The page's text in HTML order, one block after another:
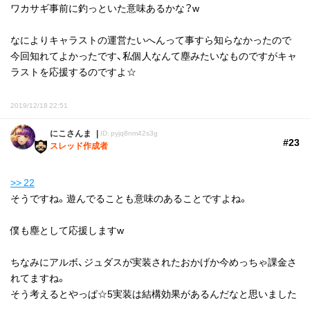
ワカサギ事前に釣っといた意味あるかな？w
なによりキャラストの運営たいへんって事すら知らなかったので
今回知れてよかったです、私個人なんて塵みたいなものですがキャ
ラストを応援するのですよ☆
2019/12/18 22:51
にこさんま ID: pyjq8nm42s3g
スレッド作成者 #23
>> 22
そうですね。遊んでることも意味のあることですよね。
僕も塵として応援しますw
ちなみにアルボ、ジュダスが実装されたおかげか今めっちゃ課金さ
れてますね。
そう考えるとやっぱ☆5実装は結構効果があるんだなと思いました